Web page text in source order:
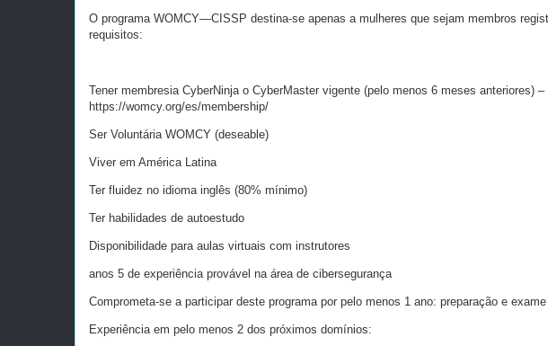
O programa WOMCY—CISSP destina-se apenas a mulheres que sejam membros
requisitos:
Tener membresia CyberNinja o CyberMaster vigente (pelo menos 6 meses anteriores)
https://womcy.org/es/membership/
Ser Voluntária WOMCY (deseable)
Viver em América Latina
Ter fluidez no idioma inglês (80% mínimo)
Ter habilidades de autoestudo
Disponibilidade para aulas virtuais com instrutores
anos 5 de experiência provável na área de cibersegurança
Comprometa-se a participar deste programa por pelo menos 1 ano: preparação e exame
Experiência em pelo menos 2 dos próximos domínios: